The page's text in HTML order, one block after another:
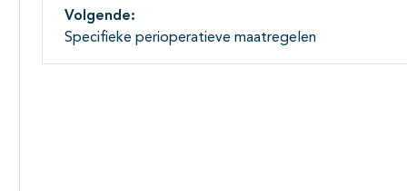
Volgende:
Specifieke perioperatieve maatregelen